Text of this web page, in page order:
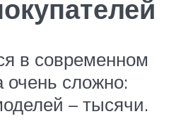
в современном
сложно:
– тысячи.